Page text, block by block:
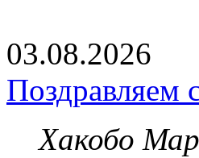
03.08.2026
Поздравляем
Хакобо